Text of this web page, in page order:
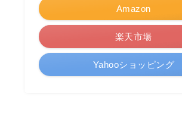
Amazon
楽天市場
Yahooショッピング